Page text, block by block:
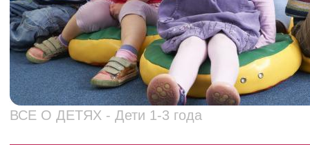
ВСЕ О ДЕТЯХ - Дети 1-3 года